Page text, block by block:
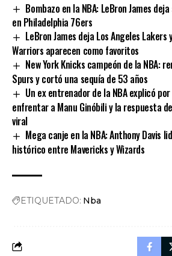
Bombazo en la NBA: LeBron James
en Philadelphia 76ers
LeBron James deja Los Angeles
Warriors aparecen como favoritos
New York Knicks campeón de la NBA:
Spurs y cortó una sequía de 53 años
Un ex entrenador de la NBA explicó por
enfrentar a Manu Ginóbili y la respuesta
viral
Mega canje en la NBA: Anthony Davis
histórico entre Mavericks y Wizards
ETIQUETADO: Nba